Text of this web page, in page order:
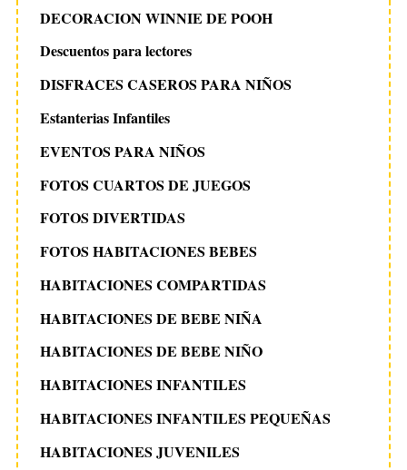
DECORACION WINNIE DE POOH
Descuentos para lectores
DISFRACES CASEROS PARA NIÑOS
Estanterias Infantiles
EVENTOS PARA NIÑOS
FOTOS CUARTOS DE JUEGOS
FOTOS DIVERTIDAS
FOTOS HABITACIONES BEBES
HABITACIONES COMPARTIDAS
HABITACIONES DE BEBE NIÑA
HABITACIONES DE BEBE NIÑO
HABITACIONES INFANTILES
HABITACIONES INFANTILES PEQUEÑAS
HABITACIONES JUVENILES